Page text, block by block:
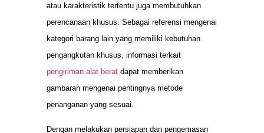
atau karakteristik tertentu juga membutuhkan
perencanaan khusus. Sebagai referensi mengenai
kategori barang lain yang memiliki kebutuhan
pengangkutan khusus, informasi terkait
pengiriman alat berat dapat memberikan
gambaran mengenai pentingnya metode
penanganan yang sesuai.
Dengan melakukan persiapan dan pengemasan